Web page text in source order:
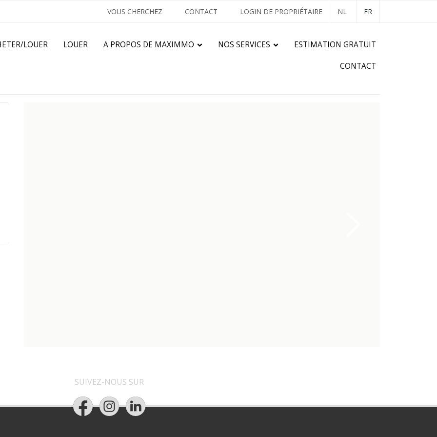
VOUS CHERCHEZ CONTACT LOGIN DE PROPRIÉTAIRE NL FR
LOUER LOUER A PROPOS DE MAXIMMO NOS SERVICES ESTIMATION GRATUIT
CONTACT
SUIVEZ-NOUS SUR